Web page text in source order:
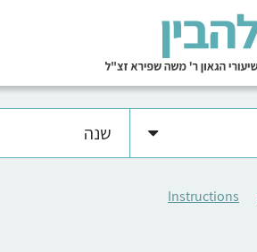
שנה
Instructions